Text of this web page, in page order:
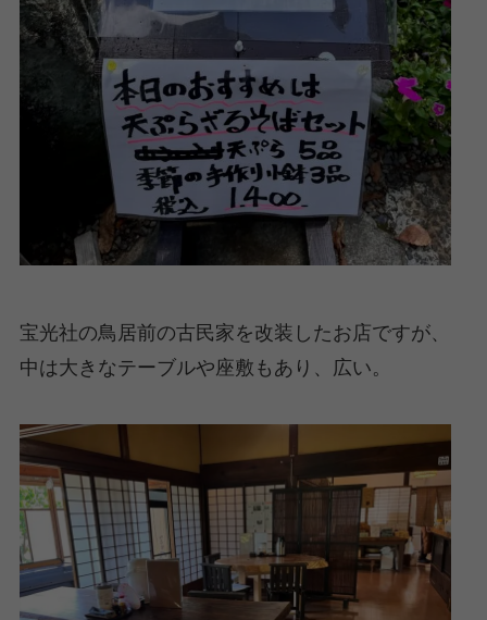
宝光社の鳥居前の古民家を改装したお店ですが、
中は大きなテーブルや座敷もあり、広い。